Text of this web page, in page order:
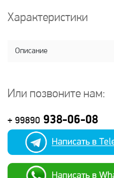
Характеристики
Описание
Или позвоните нам:
+ 99890 938-06-08